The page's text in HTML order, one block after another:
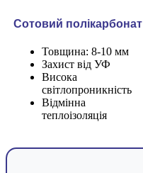
Сотовий полікарбонат
Товщина: 8-10 мм
Захист від УФ
Висока
світлопроникність
Відмінна
теплоізоляція